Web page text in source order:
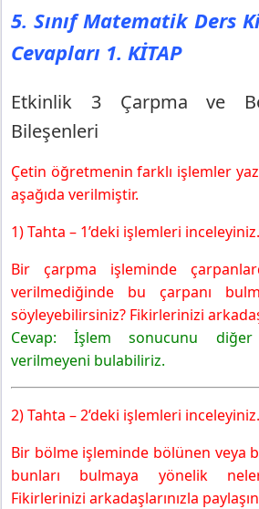
KİTAP
Etkinlik 3 Çarpma ve Bölme
5. Sınıf Matematik Ders Kitabı
Örnek 3
Örnek 4
5. Sınıf Matematik Ders Kitabı
Yayınları
Problem 20
5. Sınıf Matematik Ders Kitabı
Yayınları
Problem 22
Problem 23
Problem 24
5. Sınıf Matematik Ders Kitabı
Yayınları
5. Sınıf Matematik Ders
Cevapları 1. KİTAP
Etkinlik 3 Çarpma ve
Bileşenleri
Çetin öğretmenin farklı işlemler
aşağıda verilmiştir.
1) Tahta – 1’deki işlemleri inceleyiniz.
Bir çarpma işleminde
verilmediğinde bu çarpanı
söyleyebilirsiniz? Fikirlerinizi
Cevap: İşlem sonucunu
verilmeyeni bulabiliriz.
2) Tahta – 2’deki işlemleri inceleyiniz.
Bir bölme işleminde bölünen veya
bunları bulmaya yönelik
Fikirlerinizi arkadaşlarınızla